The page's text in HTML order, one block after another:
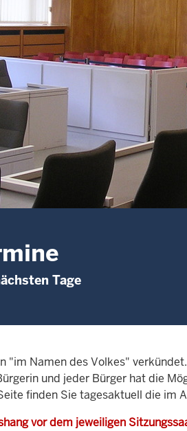
Tage
"im Namen des Volkes"
und jeder Bürger hat die
finden Sie tagesaktuell die im
vor dem jeweiligen